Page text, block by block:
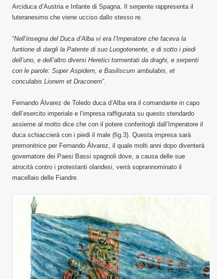
Arciduca d’Austria e Infante di Spagna. Il serpente rappresenta il
luteranesimo che viene ucciso dallo stesso re.
“Nell’insegna del Duca d’Alba vi era l’Imperatore che faceva la
funtione di dargli la Patente di suo Luogotenente, e di sotto i piedi
dell’uno, e dell’altro diversi Heretici tormentati da draghi, e serpenti
con le parole: Super Aspidem, e Basiliscum ambulabis, et
conculabis Lionem et Draconem”.
Fernando Álvarez de Toledo duca d’Alba era il comandante in capo
dell’esercito imperiale e l’impresa raffigurata su questo stendardo
assieme al motto dice che con il potere conferitogli dall’Imperatore il
duca schiaccierà con i piedi il male (fig.3). Questa impresa sarà
premonitrice per Fernando Álvarez, il quale molti anni dopo diventerà
governatore dei Paesi Bassi spagnoli dove, a causa delle sue
atrocità contro i protestanti olandesi, verrà soprannominato il
macellaio delle Fiandre.